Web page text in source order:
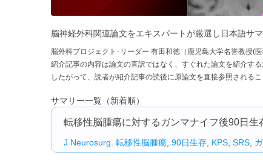
脳神経外科関連論文をエキスパートが厳選し日本語サ
脳外科プロジェクト･リーダー 有田和徳（鹿児島大学名誉教授(
紹介記事の内容は論文の直訳ではなく、すぐれた論文を紹介す
したがって、読者が紹介記事の読後に原論文を直接参照される
サマリー一覧（新着順）
転移性脳腫瘍に対するガンマナイフ後90日
J Neurosurg. 転移性脳腫瘍 90日生存 KPS SRS